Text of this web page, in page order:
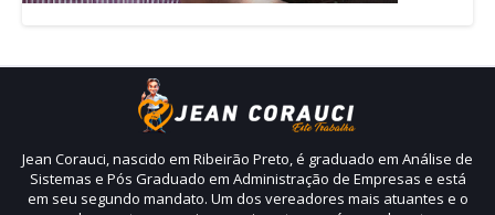
Jean Corauci, nascido em Ribeirão Preto, é graduado em Análise de
Sistemas e Pós Graduado em Administração de Empresas e está
em seu segundo mandato. Um dos vereadores mais atuantes e o